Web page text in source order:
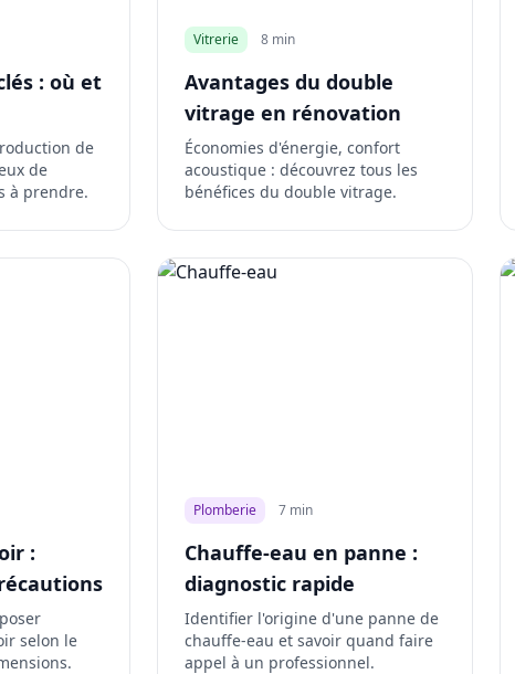
: où et
de
de
à prendre.
Vitrerie 8 min
Avantages du double
vitrage en rénovation
Économies d'énergie, confort
acoustique : découvrez tous les
bénéfices du double vitrage.
:
selon le
Plomberie 7 min
Chauffe-eau en panne :
diagnostic rapide
Identifier l'origine d'une panne de
chauffe-eau et savoir quand faire
appel à un professionnel.